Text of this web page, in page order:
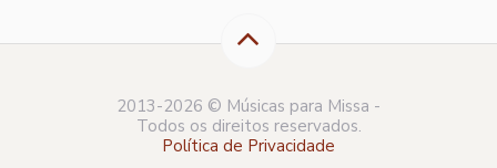
2013-2026 © Músicas para Missa -
Todos os direitos reservados.
Política de Privacidade